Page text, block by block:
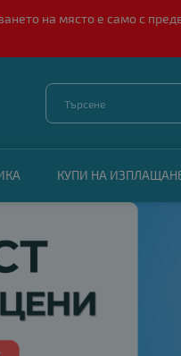
на място е само с
КУПИ НА